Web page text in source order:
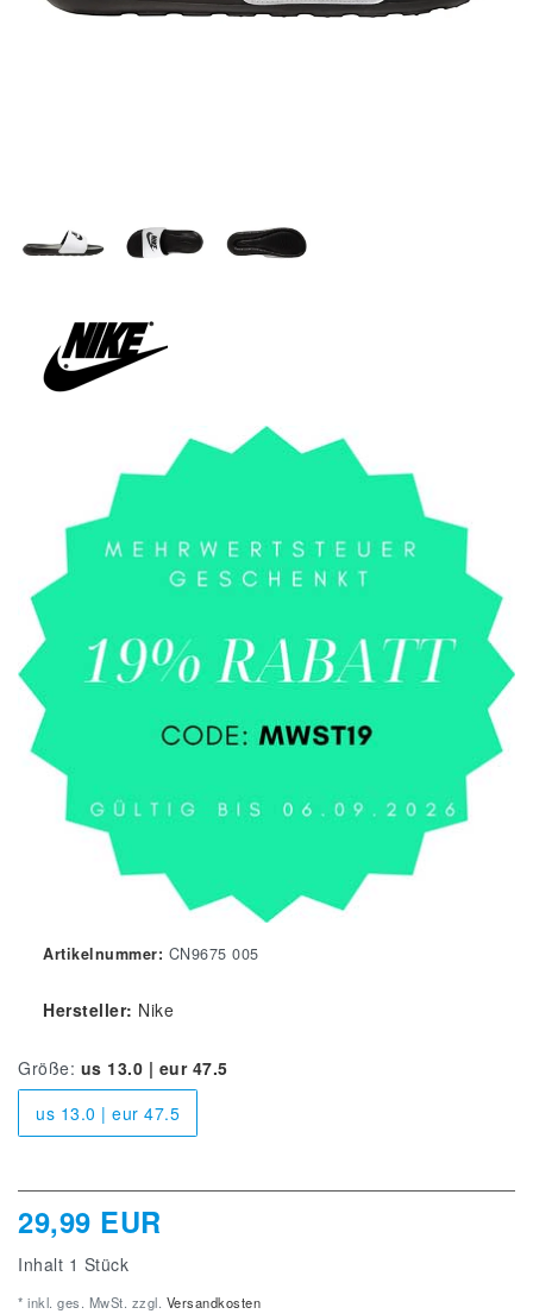
Artikelnummer: CN9675 005
Hersteller: Nike
Größe: us 13.0 | eur 47.5
us 13.0 | eur 47.5
29,99 EUR
Inhalt 1 Stück
* inkl. ges. MwSt. zzgl. Versandkosten